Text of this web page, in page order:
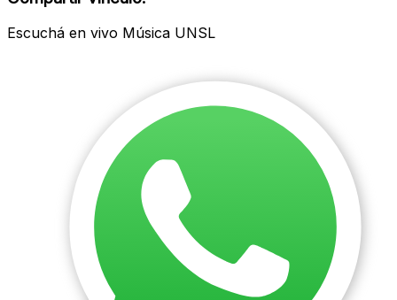
Escuchá en vivo Música UNSL